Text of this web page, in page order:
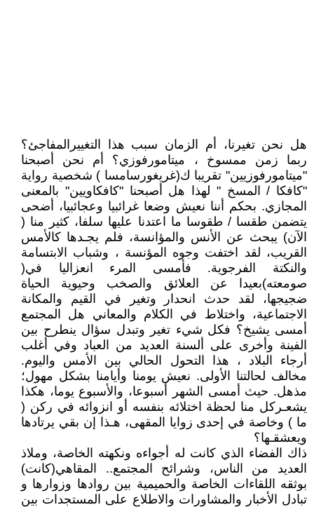
هل نحن تغيرنا، أم الزمان سبب هذا التغييرالمفاجئ؟
ربما زمن ممسوخ ، ميتامورفوزي؟ أم نحن أصبحنا
"ميتامورفوزيين" تقريبا ك(غريغورسامسا ) شخصية رواية
"كافكا / المسخ " لهذا هل أصبحنا "كافكاويين" بالمعنى
المجازي. بحكم أننا نعيش وضعا غرائبيا وعجائبيا، أضحى
يتضمن طقسا / طقوسا ما اعتدنا عليها سلفا، كثير منا (
الآن) يبحث عن الأنس والمؤانسة، فلم يجـدها كالأمس
القريب، لقد اختفت وجوه المؤنسة ، وشباب الابتسامة
والنكتة الفرجوية. فأمسى المرء انعزاليا في(
صومعته)بعيدا عن العلائق والصخب وحيوية الحياة
ضجيجها، لقد حدث انحدار وتغير في القيم والمكانة
الاجتماعية، واختلاط في الكلام والمعاني هل المجتمع
أمسى يشيخ؟ فكل شيء تغير وتبدل سؤال ينطرح بين
الفينة وأخرى على ألسنة العديد من العباد وفي أغلب
أرجاء البلاد ، هذا التحول الحالي بين الأمس واليوم.
مخالف لحالتنا الأولى. نعيش يومنا وأيامنا بشكل مهول؛
مذهل. حيث أمسى الشهر أسبوعا، والأسبوع يوما، هكذا
يشعـركل منا لحظة اختلائه بنفسه أو انزوائه في ركن (
ما ) وخاصة في إحدى زوايا المقهى، هـذا إن بقي يرتادها
ويعشقـها؟
ذاك الفضاء الذي كانت له أجواءه ونكهته الخاصة، وملاذ
العديد من الناس، وشرائح المجتمع.. المقاهي(كانت)
بوثقه اللقاءات الخاصة والحميمية بين روادها وزوارها و
تبادل الأخبار والمشاورات والاطلاع على المستجدات بين